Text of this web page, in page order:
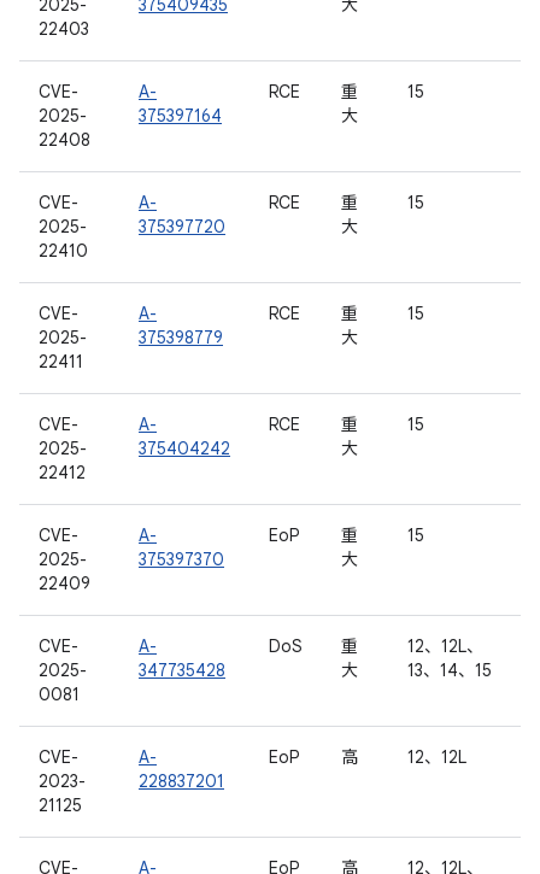
2025-
22403
375409435
大
CVE-
2025-
22408
A-
375397164
RCE
重
大
15
CVE-
2025-
22410
A-
375397720
RCE
重
大
15
CVE-
2025-
22411
A-
375398779
RCE
重
大
15
CVE-
2025-
22412
A-
375404242
RCE
重
大
15
CVE-
2025-
22409
A-
375397370
EoP
重
大
15
CVE-
2025-
0081
A-
347735428
DoS
重
大
12、12L、
13、14、15
CVE-
2023-
21125
A-
228837201
EoP 高 12、12L
CVE-
A-
EoP 高
12、12L、